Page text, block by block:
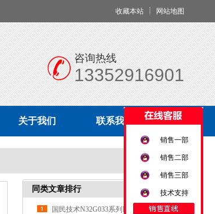
收藏本站 网站地图
咨询热线
13352916901
关于我们 联系我们
同类文章排行
国民技术N32G033系列MCU
销售一部
销售二部
销售三部
技术支持